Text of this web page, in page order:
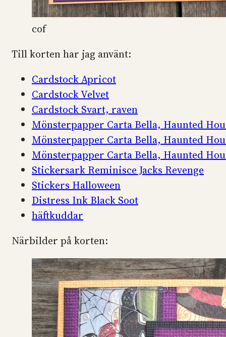
cof
Till korten har jag använt:
Cardstock Apricot
Cardstock Velvet
Cardstock Svart, raven
Mönsterpapper Carta Bella, Haunted
Mönsterpapper Carta Bella, Haunted
Mönsterpapper Carta Bella, Haunted
Stickersark Reminisce Jacks Revenge
Stickers Halloween
Distress Ink Black Soot
häftkuddar
Närbilder på korten: